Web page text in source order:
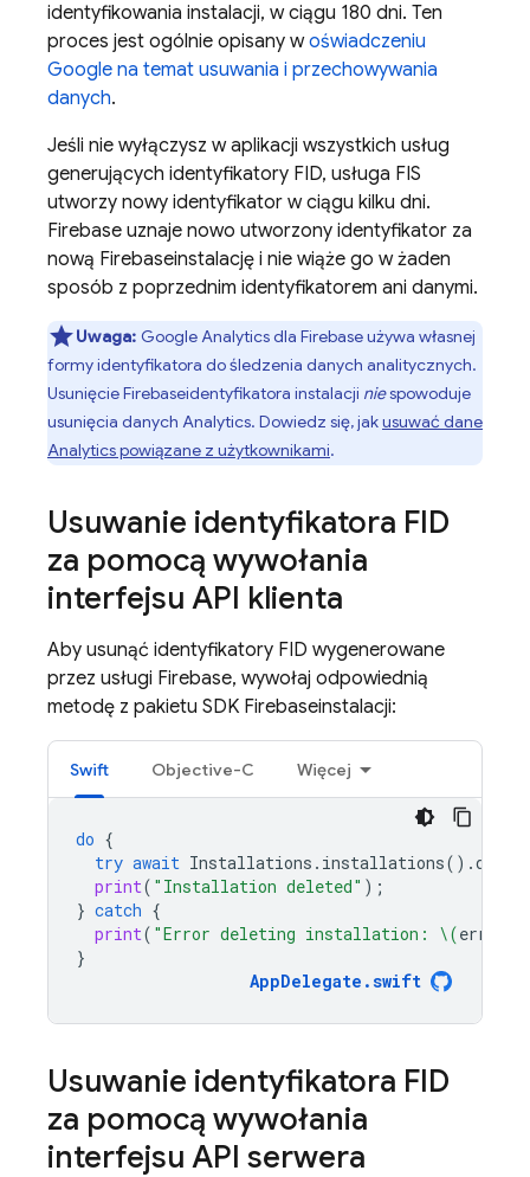
identyfikowania instalacji, w ciągu 180 dni. Ten
proces jest ogólnie opisany woświadczeniu
Google na temat usuwania i przechowywania
danych.
Jeśli nie wyłączysz w aplikacji wszystkich usług
generujących identyfikatory FID, usługa FIS
utworzy nowy identyfikator w ciągu kilku dni.
Firebase uznaje nowo utworzony identyfikator za
nową Firebaseinstalację i nie wiąże go w żaden
sposób z poprzednim identyfikatorem ani danymi.
Uwaga: Google Analytics dla Firebase używa własnej
formy identyfikatora do śledzenia danych analitycznych.
UsunięcieFirebaseidentyfikatora instalacji niespowoduje
usunięcia danych Analytics. Dowiedz się, jakusuwać dane
Analytics powiązane z użytkownikami.
Usuwanie identyfikatora FID
za pomocą wywołania
interfejsu API klienta
Aby usunąć identyfikatory FID wygenerowane
przez usługi Firebase, wywołaj odpowiednią
metodę z pakietu SDK Firebaseinstalacji:
Swift Objective-C Więcej
do {
try await Installations . installations().
print( "Installation deleted" );
} catch {
print( "Error deleting installation: \(error
}
AppDelegate .swift
Usuwanie identyfikatora FID
za pomocą wywołania
interfejsu API serwera